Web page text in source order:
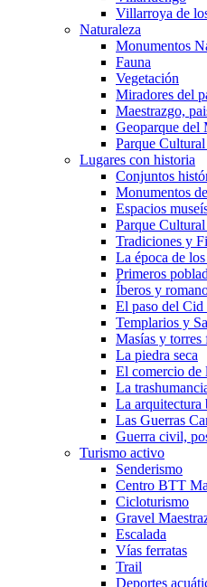
Villarroya de
Naturaleza
Monumentos
Fauna
Vegetación
Miradores del
Maestrazgo,
Geoparque del
Parque
Lugares con historia
Conjuntos
Monumentos
Espacios
Parque
Tradiciones y
La época de
Primeros
Íberos y
El paso del Cid
Templarios y
Masías y torres
La piedra seca
El comercio de
La
La arquitectura
Las Guerras
Guerra civil,
Turismo activo
Senderismo
Centro BTT
Cicloturismo
Gravel
Escalada
Vías ferratas
Trail
Deportes